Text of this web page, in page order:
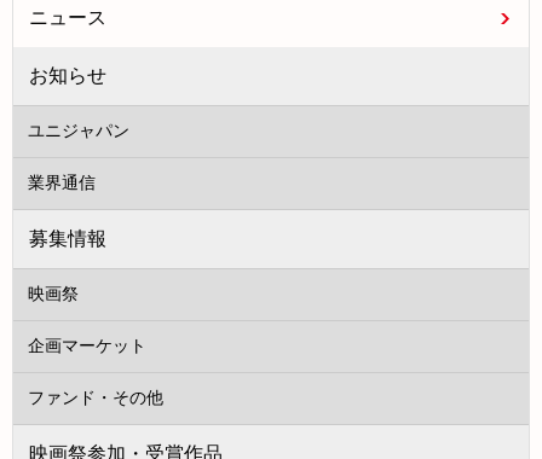
ニュース
お知らせ
ユニジャパン
業界通信
募集情報
映画祭
企画マーケット
ファンド・その他
映画祭参加・受賞作品